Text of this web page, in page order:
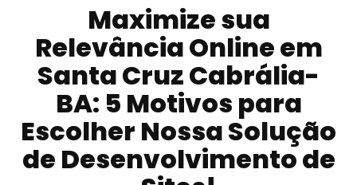
Maximize sua
Relevância Online em
Santa Cruz Cabrália-
BA: 5 Motivos para
Escolher Nossa Solução
de Desenvolvimento de